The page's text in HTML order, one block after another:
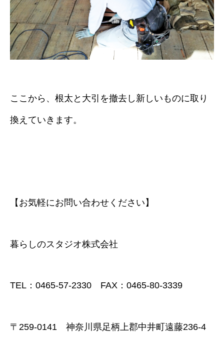
ここから、根太と大引を撤去し新しいものに取り
換えていきます。
【お気軽にお問い合わせください】
暮らしのスタジオ株式会社
TEL：0465-57-2330 FAX：0465-80-3339
〒259-0141 神奈川県足柄上郡中井町遠藤236-4